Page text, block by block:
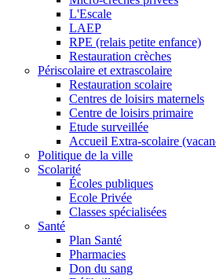
L'Escale
LAEP
RPE (relais petite enfance)
Restauration crèches
Périscolaire et extrascolaire
Restauration scolaire
Centres de loisirs maternels
Centre de loisirs primaire
Etude surveillée
Accueil Extra-scolaire
Politique de la ville
Scolarité
Écoles publiques
Ecole Privée
Classes spécialisées
Santé
Plan Santé
Pharmacies
Don du sang